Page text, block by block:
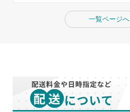
一覧ページへ